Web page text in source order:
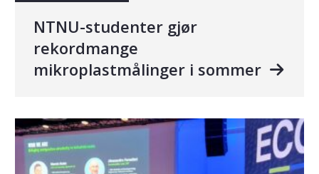
NTNU-studenter gjør
rekordmange
mikroplastmålinger i sommer